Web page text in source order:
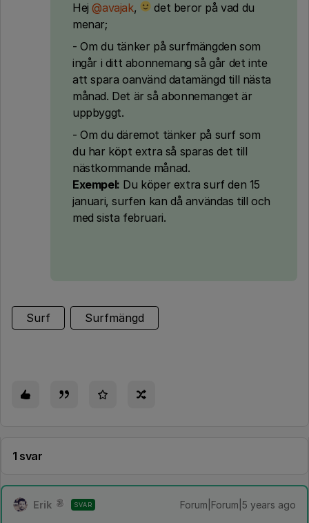
Hej@avajak,
det beror på vad du
menar;
- Om du tänker på surfmängden som
ingår i ditt abonnemang så går det inte
att spara oanvänd datamängd till nästa
månad. Det är så abonnemanget är
uppbyggt.
- Om du däremot tänker på surf som
du har köpt extra så sparas det till
nästkommande månad.
Exempel: Du köper extra surf den 15
januari, surfen kan då användas till och
med sista februari.
Surf Surfmängd
1 svar
Erik SVAR Forum|Forum|5 years ago